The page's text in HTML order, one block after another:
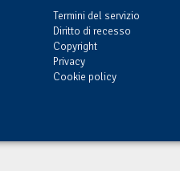
Termini del servizio
Diritto di recesso
Copyright
Privacy
Cookie policy